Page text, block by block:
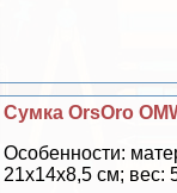
Сумка OrsOro
Особенности:
21х14х8,5 см; вес: